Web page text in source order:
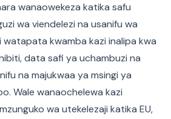
wanaowekeza katika safu
wa viendelezi na usanifu wa
watapata kwamba kazi inalipa kwa
data safi ya uchambuzi na
na majukwaa ya msingi ya
Wale wanaochelewa kazi
wa utekelezaji katika EU,